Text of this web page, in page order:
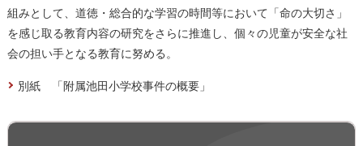
組みとして、道徳・総合的な学習の時間等において「命の大切さ」
を感じ取る教育内容の研究をさらに推進し、個々の児童が安全な社
会の担い手となる教育に努める。
別紙 「附属池田小学校事件の概要」